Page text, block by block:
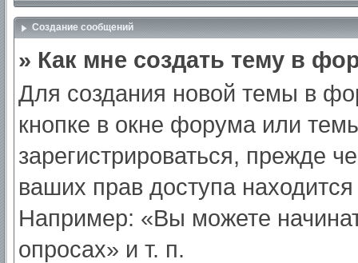
Создание сообщений
» Как мне создать тему в
Для создания новой темы в
кнопке в окне форума или
зарегистрироваться, прежде
ваших прав доступа
Например: «Вы можете
опросах» и т. п.